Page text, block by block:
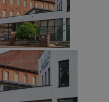
sosnowiecki.pl
sosnowiecki.pl
.rfihub.com